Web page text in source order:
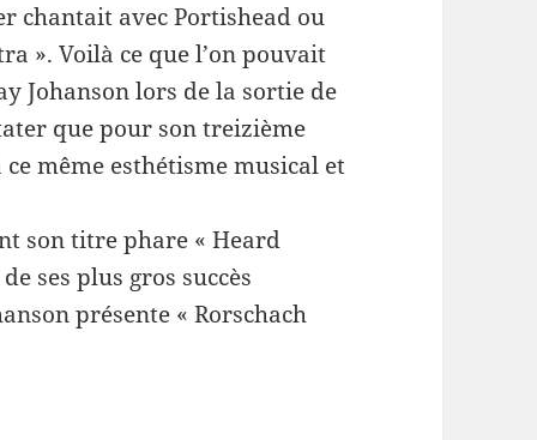
chantait avec Portishead ou
». Voilà ce que l’on pouvait
Johanson lors de la sortie de
que pour son treizième
même esthétisme musical et
son titre phare « Heard
ses plus gros succès
présente « Rorschach